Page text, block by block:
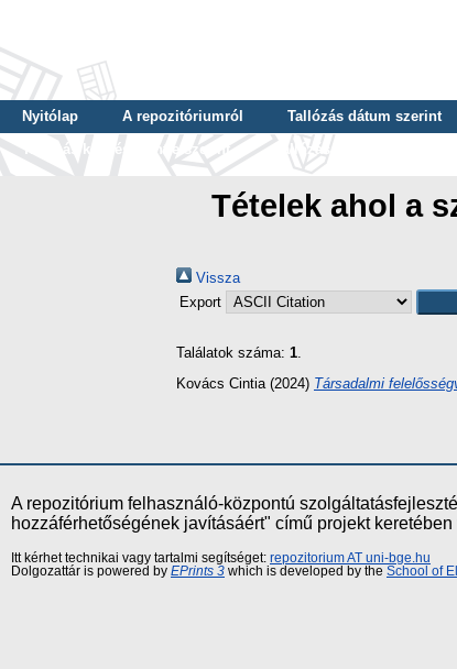
Nyitólap A repozitóriumról Tallózás dátum szerint
Tallózás képzés szintje szerint
Tallózás kulcsszó szerint
Tételek ahol a
Vissza
Export
Találatok száma: 1.
Kovács Cintia (2024) Társadalmi
A repozitórium felhasználó-központú
hozzáférhetőségének javításáért" című projekt
Itt kérhet technikai vagy tartalmi segítséget: repozitorium AT uni-bge.hu
Dolgozattár is powered by EPrints 3 which is developed by the School of